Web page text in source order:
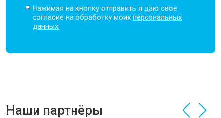
Нажимая на кнопку отправить я даю свое
согласие на обработку моихперсональных
данных.
Наши партнёры